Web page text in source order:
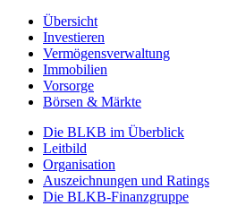
Übersicht
Investieren
Vermögensverwaltung
Immobilien
Vorsorge
Börsen & Märkte
Die BLKB im Überblick
Leitbild
Organisation
Auszeichnungen und Ratings
Die BLKB-Finanzgruppe